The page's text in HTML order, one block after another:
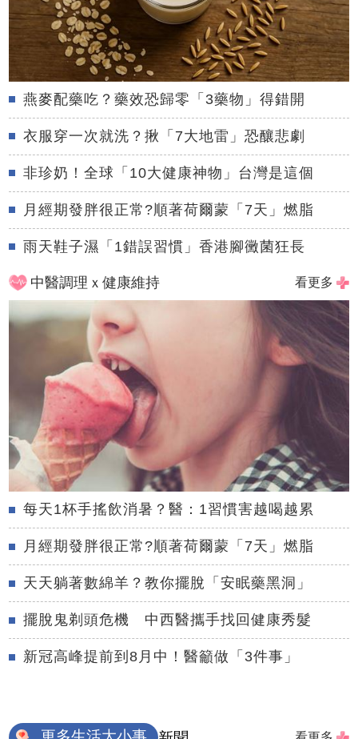
燕麥配藥吃？藥效恐歸零「3藥物」得錯開
衣服穿一次就洗？揪「7大地雷」恐釀悲劇
非珍奶！全球「10大健康神物」台灣是這個
月經期發胖很正常?順著荷爾蒙「7天」燃脂
雨天鞋子濕「1錯誤習慣」香港腳黴菌狂長
中醫調理ｘ健康維持 看更多
每天1杯手搖飲消暑？醫：1習慣害越喝越累
月經期發胖很正常?順著荷爾蒙「7天」燃脂
天天躺著數綿羊？教你擺脫「安眠藥黑洞」
擺脫鬼剃頭危機 中西醫攜手找回健康秀髮
新冠高峰提前到8月中！醫籲做「3件事」